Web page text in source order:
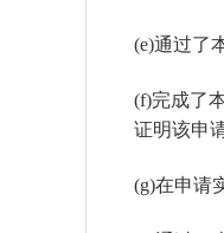
(e)通过了
(f)完成了
证明该申
(g)在申请